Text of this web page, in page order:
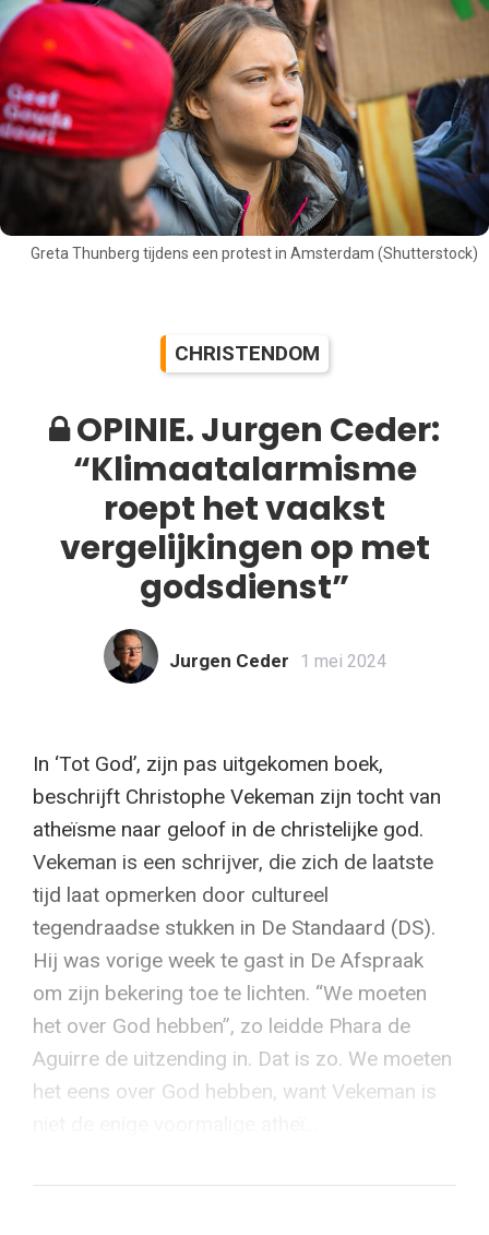
Greta Thunberg tijdens een protest in Amsterdam (Shutterstock)
CHRISTENDOM
OPINIE. Jurgen Ceder:
“Klimaatalarmisme
roept het vaakst
vergelijkingen op met
godsdienst”
Jurgen Ceder 1 mei 2024
In ‘Tot God’, zijn pas uitgekomen boek,
beschrijft Christophe Vekeman zijn tocht van
atheïsme naar geloof in de christelijke god.
Vekeman is een schrijver, die zich de laatste
tijd laat opmerken door cultureel
tegendraadse stukken in De Standaard (DS).
Hij was vorige week te gast in De Afspraak
om zijn bekering toe te lichten. “We moeten
het over God hebben”, zo leidde Phara de
Aguirre de uitzending in. Dat is zo. We moeten
het eens over God hebben, want Vekeman is